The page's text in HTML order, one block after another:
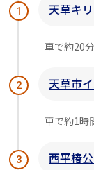
1 天草キ
車で約20分
2 天草市
車で約1時
3 西平椿